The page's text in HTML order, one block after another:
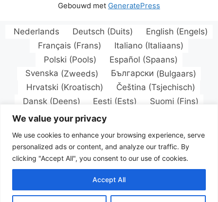
We value your privacy
We use cookies to enhance your browsing experience, serve
personalized ads or content, and analyze our traffic. By
clicking "Accept All", you consent to our use of cookies.
Accept All
Gebouwd met GeneratePress
Nederlands Deutsch (Duits) English (Engels)
Français (Frans) Italiano(Italiaans)
Polski (Pools) Español (Spaans)
Svenska (Zweeds) Български (Bulgaars)
Hrvatski (Kroatisch) Čeština (Tsjechisch)
Dansk(Deens) Eesti (Ests) Suomi (Fins)
Magyar(Hongaars
Norsk bokmål(Noors Bokmål)
Português( Portugees, Portugal)
Română(Roemeens) Русский(Russisch)
Slavisch)
Українська (Oekraïens)